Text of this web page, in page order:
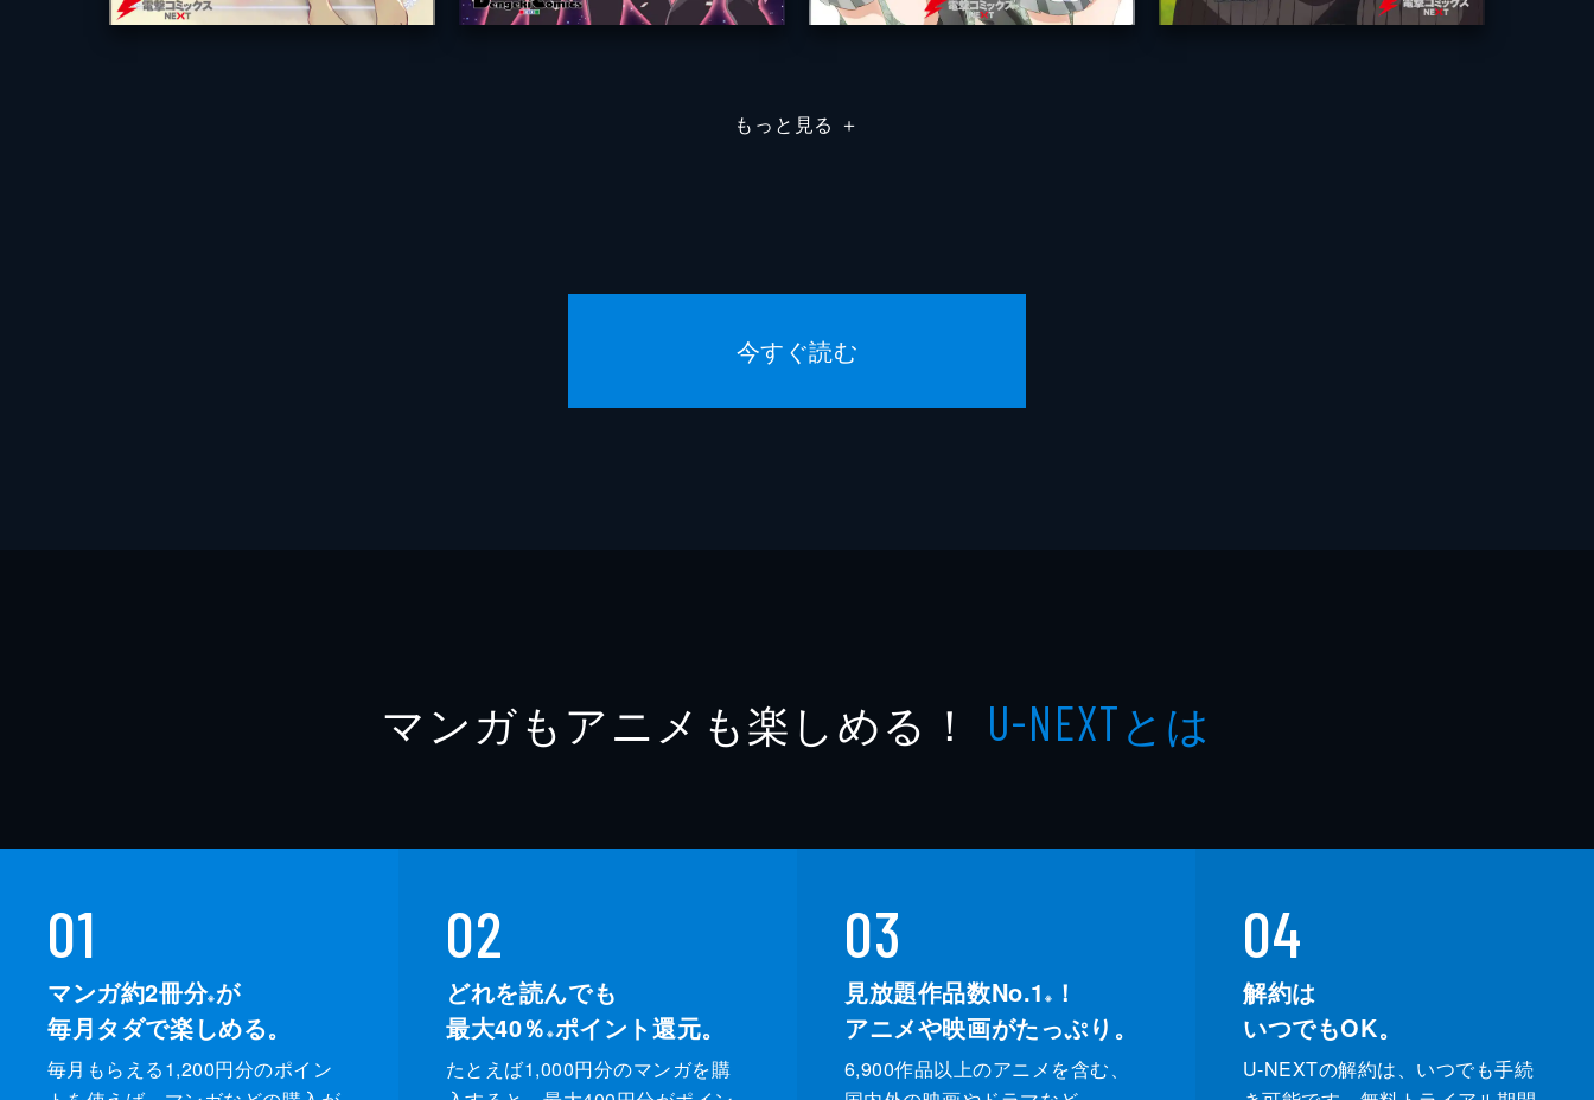
もっと見る ＋
今すぐ読む
マンガもアニメも楽しめる！ U-NEXTとは
01
マンガ約2冊分※が
毎月タダで楽しめる。
毎月もらえる1,200円分のポイン
02
どれを読んでも
最大40％ ※ポイント還元。
たとえば1,000円分のマンガを購
03
見放題作品数No.1 ※
！
アニメや映画がたっぷり。
6,900作品以上のアニメを含む、
04
解約は
いつでもOK。
U-NEXTの解約は、いつでも手続